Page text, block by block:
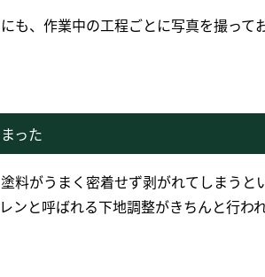
も、作業中の工程ごとに写真を撮って
った
料がうまく密着せず剥がれてしまうと
ンと呼ばれる下地調整がきちんと行わ